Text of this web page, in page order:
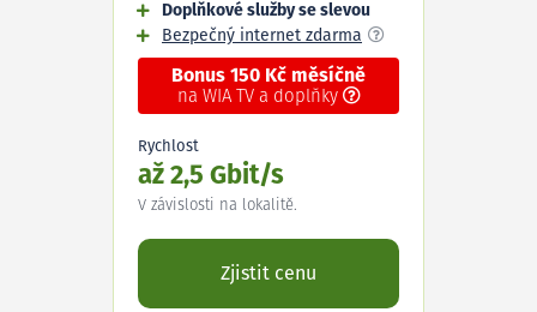
Doplňkové služby se slevou
Bezpečný internet zdarma
Bonus 150 Kč měsíčně
na WIA TV a doplňky
Rychlost
až 2,5 Gbit/s
V závislosti na lokalitě.
Zjistit cenu